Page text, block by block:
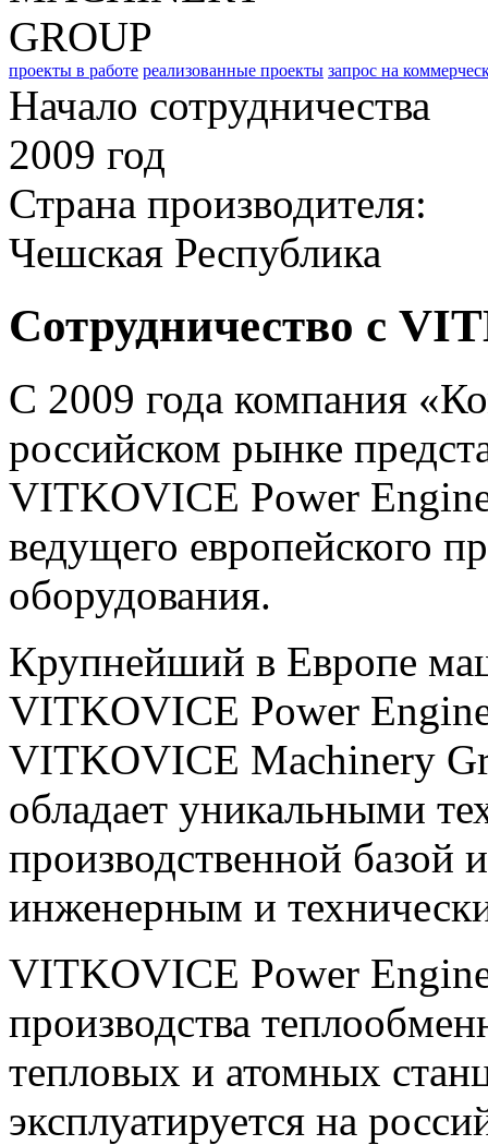
проекты в работе реализованные проекты запрос на
Начало сотрудничества
2009 год
Страна производителя:
Чешская Республика
Сотрудничество с
С 2009 года компания
российском рынке
VITKOVICE Power
ведущего европейского
оборудования.
Крупнейший в Европе
VITKOVICE Power
VITKOVICE Machinery
обладает уникальными
производственной
инженерным и
VITKOVICE Power
производства
тепловых и атомных
эксплуатируется на